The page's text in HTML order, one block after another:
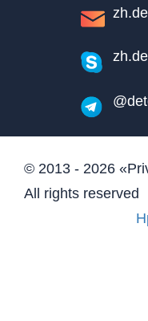
© 2013 - 2026
All rights reserved